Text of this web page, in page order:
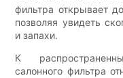
фильтра открывает
позволяя увидеть
и запахи.
К
салонного фильтра